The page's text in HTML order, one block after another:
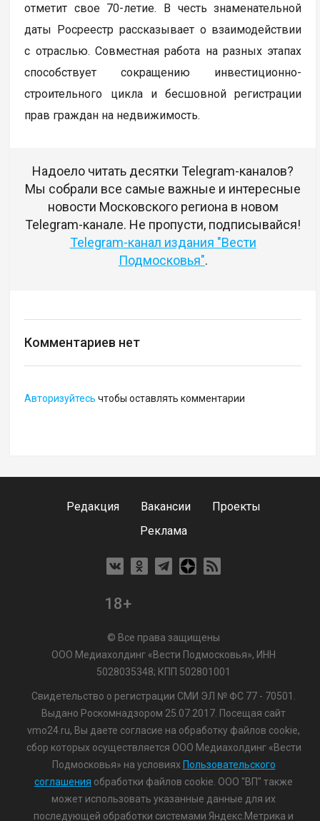
отметит свое 70-летие. В честь знаменательной
даты Росреестр рассказывает о взаимодействии
с отраслью. Совместная работа на разных этапах
способствует сокращению инвестиционно-
строительного цикла и бесшовной регистрации
прав граждан на недвижимость.
Надоело читать десятки Telegram-каналов?
Мы собрали все самые важные и интересные
новости Московского региона в новом
Telegram-канале. Не пропусти, подписывайся!
Telegram-канал издания "Вести
Подмосковья".
Комментариев нет
Авторизуйтесь чтобы оставлять комментарии
Редакция Вакансии
Проекты
Реклама
18+
© Все права защищены
ООО Медиахолдинг «Вести Подмосковья», ИНН
5028035348; КПП 502801001
Свидетельство о регистрации СМИ ЭЛ № ФС 77 - 70501.
Выдано Роскомнадзором 25.07.2017. Посещая сайт
vmo24.ru, Вы даете согласие на обработку файлов cookie,
сбор которых осуществляется ООО Медиахолдинг «Вести
Подмосковья» на условиях Пользовательского
соглашения обработки файлов cookie. ООО "ВП" также
может использовать указанные данные для их
последующей обработки системами Яндекс.Метрика и